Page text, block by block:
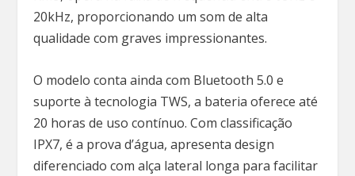
20kHz, proporcionando um som de alta
qualidade com graves impressionantes.
O modelo conta ainda com Bluetooth 5.0 e
suporte à tecnologia TWS, a bateria oferece até
20 horas de uso contínuo. Com classificação
IPX7, é a prova d’água, apresenta design
diferenciado com alça lateral longa para facilitar